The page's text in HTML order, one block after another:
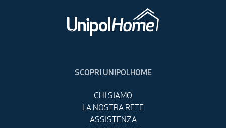
SCOPRI UNIPOLHOME
CHI SIAMO
LA NOSTRA RETE
ASSISTENZA